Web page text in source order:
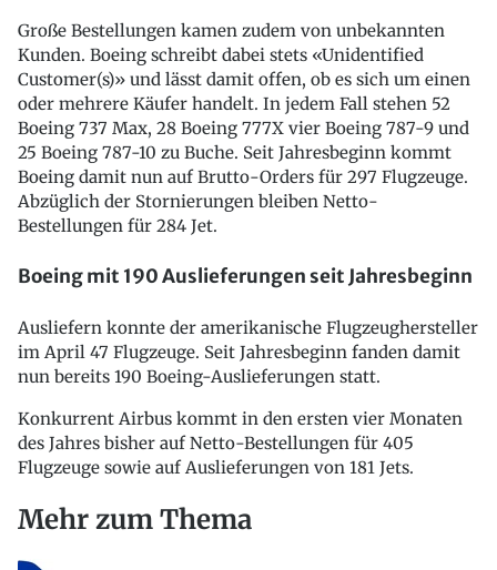
Große Bestellungen kamen zudem von unbekannten
Kunden. Boeing schreibt dabei stets «Unidentified
Customer(s)» und lässt damit offen, ob es sich um einen
oder mehrere Käufer handelt. In jedem Fall stehen 52
Boeing 737 Max, 28 Boeing 777X vier Boeing 787-9 und
25 Boeing 787-10 zu Buche. Seit Jahresbeginn kommt
Boeing damit nun auf Brutto-Orders für 297 Flugzeuge.
Abzüglich der Stornierungen bleiben Netto-
Bestellungen für 284 Jet.
Boeing mit 190 Auslieferungen seit Jahresbeginn
Ausliefern konnte der amerikanische Flugzeughersteller
im April 47 Flugzeuge. Seit Jahresbeginn fanden damit
nun bereits 190 Boeing-Auslieferungen statt.
Konkurrent Airbus kommt in den ersten vier Monaten
des Jahres bisher auf Netto-Bestellungen für 405
Flugzeuge sowie auf Auslieferungen von 181 Jets.
Mehr zum Thema